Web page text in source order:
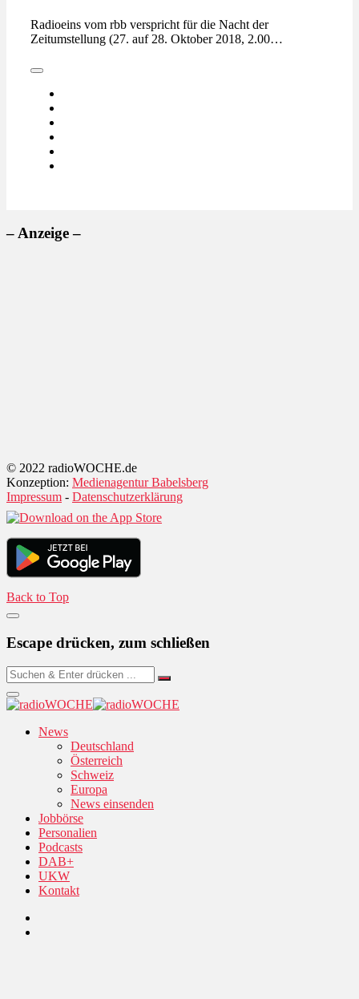
Radioeins vom rbb verspricht für die Nacht der
Zeitumstellung (27. auf 28. Oktober 2018, 2.00…
– Anzeige –
© 2022 radioWOCHE.de
Konzeption: Medienagentur Babelsberg
Impressum - Datenschutzerklärung
Back to Top
Escape drücken, zum schließen
News
Deutschland
Österreich
Schweiz
Europa
News einsenden
Jobbörse
Personalien
Podcasts
DAB+
UKW
Kontakt